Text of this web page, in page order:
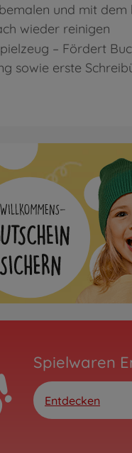
und mit dem
wieder reinigen
– Fördert
sowie erste
Spielwaren
Entdecken